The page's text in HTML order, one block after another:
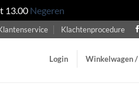
13.00 Negeren
Klachtenprocedure
Login Winkelwagen /